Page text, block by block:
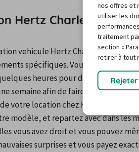
Hertz Charles-de-
vehicule Hertz Charles-de-
spécifiques. Vous avez donc la
heures pour des trajets
semaine afin de faire du tourisme
votre location chez Hertz Charles-
modèle, et repartez avec dans les
vous avez droit et vous pouvez
surprises et vous payez
nos offres et
utiliser les
traitement
section «
retirer à tout